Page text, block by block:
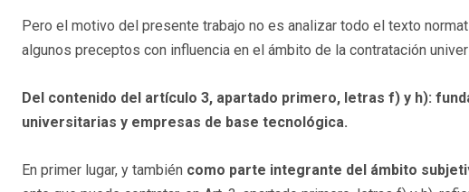
Pero el motivo del presente trabajo no es analizar todo el texto
algunos preceptos con influencia en el ámbito de la contratación
Del contenido del artículo 3, apartado primero, letras f) y h):
universitarias y empresas de base tecnológica.
En primer lugar, y también como parte integrante del ámbito